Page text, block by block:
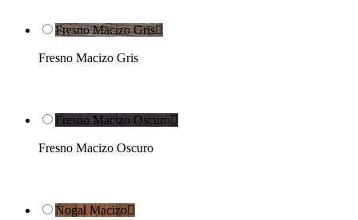
Fresno Macizo Gris
Fresno Macizo Gris
Fresno Macizo Oscuro
Fresno Macizo Oscuro
Nogal Macizo